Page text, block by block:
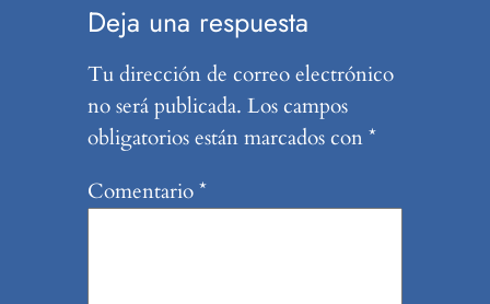
Deja una respuesta
Tu dirección de correo electrónico
no será publicada. Los campos
obligatorios están marcados con*
Comentario*